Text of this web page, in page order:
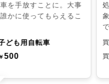
を手放すことに。大事
かに使ってもらえるこ
ども用自転車
500